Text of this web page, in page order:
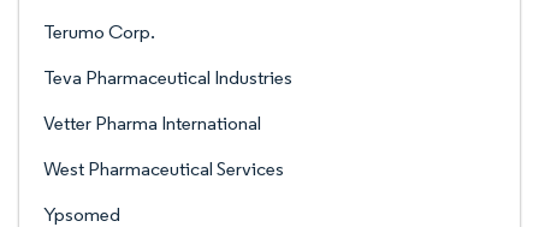
Terumo Corp.
Teva Pharmaceutical Industries
Vetter Pharma International
West Pharmaceutical Services
Ypsomed